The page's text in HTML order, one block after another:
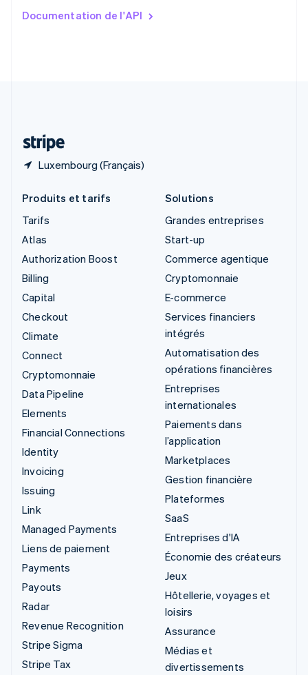
Documentation de l'API
Luxembourg (Français)
English
Produits et tarifs
Tarifs
Atlas
Authorization Boost
Billing
Capital
Checkout
Climate
Connect
Cryptomonnaie
Data Pipeline
Elements
Financial Connections
Identity
Invoicing
Issuing
Link
Managed Payments
Liens de paiement
Payments
Payouts
Radar
Revenue Recognition
Stripe Sigma
Stripe Tax
Solutions
Grandes entreprises
Start-up
Commerce agentique
Cryptomonnaie
E-commerce
Services financiers
intégrés
Automatisation des
opérations financières
Entreprises
internationales
Paiements dans
l’application
Marketplaces
Gestion financière
Plateformes
SaaS
Entreprises d'IA
Économie des créateurs
Jeux
Hôtellerie, voyages et
loisirs
Assurance
Médias et
divertissements